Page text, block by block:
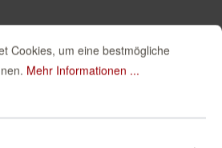
Cookies, um eine bestmögliche
Mehr Informationen ...